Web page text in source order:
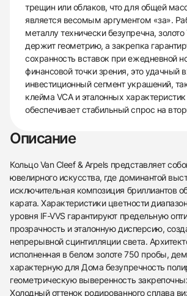
438
285
145
142
205
204
195
150
6
трещин или облаков, что для общей
является весомым аргументом «за».
металлу технически безупречна,
держит геометрию, а закрепка
сохранность вставок при ежедневной
финансовой точки зрения, это удачный
инвестиционный сегмент украшений,
клейма VCA и эталонных
обеспечивает стабильный спрос на
Описание
Кольцо Van Cleef & Arpels представляет
ювелирного искусства, где доминантой
исключительная композиция бриллиантов
карата. Характеристики цветности
уровня IF-VVS гарантируют предельную
прозрачность и эталонную дисперсию,
непрерывной сцинтилляции света.
исполненная в белом золоте 750 пробы,
характерную для Дома безупречность
геометрическую выверенность
Холодный оттенок родированного сплава